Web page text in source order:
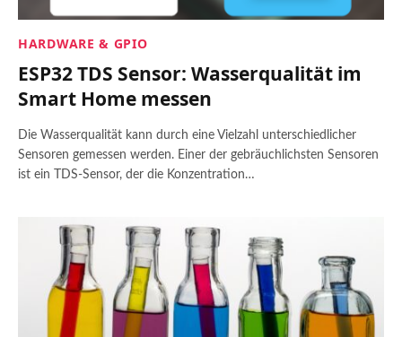
HARDWARE & GPIO
ESP32 TDS Sensor: Wasserqualität im
Smart Home messen
Die Wasserqualität kann durch eine Vielzahl unterschiedlicher
Sensoren gemessen werden. Einer der gebräuchlichsten Sensoren
ist ein TDS-Sensor, der die Konzentration…